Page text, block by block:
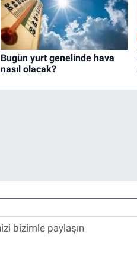
Bugün yurt genelinde hava
nasıl olacak?